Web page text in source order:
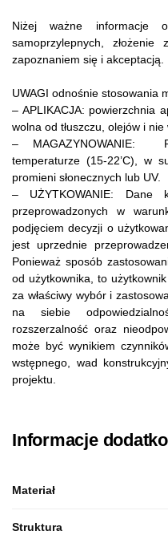
Niżej ważne informacje
samoprzylepnych,
zapoznaniem się i akceptacją.
UWAGI odnośnie stosowania
– APLIKACJA: powierzchnia
wolna od tłuszczu, olejów i
– MAGAZYNOWANIE:
temperaturze (15-22’C), w
promieni słonecznych lub UV.
– UŻYTKOWANIE: Dane
przeprowadzonych w
podjęciem decyzji o
jest uprzednie
Ponieważ sposób
od użytkownika, to
za właściwy wybór i
na siebie
rozszerzalność oraz
może być wynikiem
wstępnego, wad
projektu.
Informacje
Materiał
Struktura